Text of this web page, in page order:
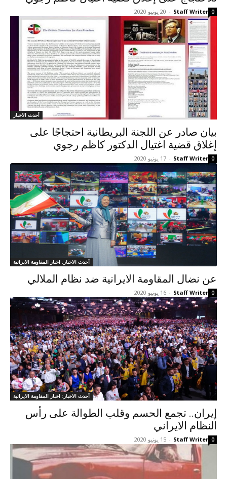
Staff Writer
- 20 يونيو 2020 0
أحدث الاخبار
بيان صادر عن اللجنة البريطانية احتجاجًا على
إغلاق قضية اغتيال الدكتور كاظم رجوي
Staff Writer
- 17 يونيو 2020 0
أحدث الاخبار: اخبار المقاومة الايرانية
عن نضال المقاومة الايرانية ضد نظام الملالي
Staff Writer
- 16 يونيو 2020 0
أحدث الاخبار: اخبار المقاومة الايرانية
إيران.. تجمع الحسم وقلب الطوالة على رأس
النظام الايراني
Staff Writer
- 15 يونيو 2020 0